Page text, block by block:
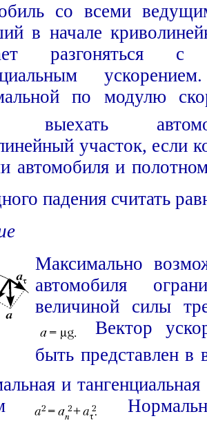
со всеми
в начале
разгоняться с
по модулю
выехать
участок, если
автомобиля и
падения считать
Максимально
автомобиля
величиной силы
Вектор
быть представлен в
и